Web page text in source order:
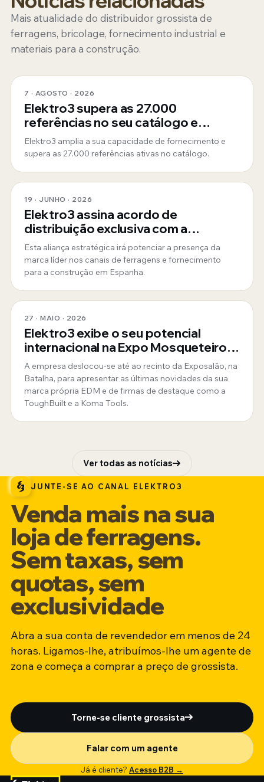
Mais atualidade do distribuidor grossista de
ferragens, bricolage, fornecimento industrial e
materiais para a construção.
7 · AGOSTO · 2026
Elektro3 supera as 27.000
referências no seu catálogo e
consolida-se como fornecedor
global 360º
Elektro3 amplia a sua capacidade de fornecimento e
supera as 27.000 referências ativas no catálogo.
19 · JUNHO · 2026
Elektro3 assina acordo de
distribuição exclusiva com a
ToughBuilt
Esta aliança estratégica irá potenciar a presença da
marca líder nos canais de ferragens e fornecimento
para a construção em Espanha.
27 · MAIO · 2026
Elektro3 exibe o seu potencial
internacional na Expo Mosqueteiros
em Portugal
A empresa deslocou-se até ao recinto da Exposalão, na
Batalha, para apresentar as últimas novidades da sua
marca própria EDM e de firmas de destaque como a
ToughBuilt e a Koma Tools.
Ver todas as notícias
JUNTE-SE AO CANAL ELEKTRO3
Venda mais na sua
loja de ferragens.
Sem taxas, sem
quotas, sem
exclusividade
Abra a sua conta de revendedor em menos de 24
horas. Ligamos-lhe, atribuímos-lhe um agente de
zona e começa a comprar a preço de grossista.
Torne-se cliente grossista
Falar com um agente
Já é cliente? Acesso B2B →